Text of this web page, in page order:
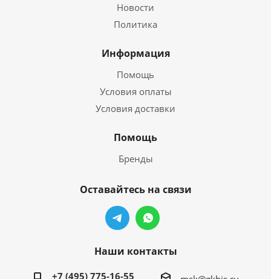
Новости
Политика
Информация
Помощь
Условия оплаты
Условия доставки
Помощь
Бренды
Оставайтесь на связи
Наши контакты
+7 (495) 775-16-55